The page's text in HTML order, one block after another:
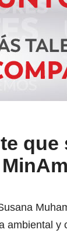
ambiental